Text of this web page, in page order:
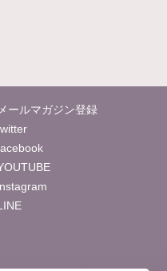
メールマガジン登録